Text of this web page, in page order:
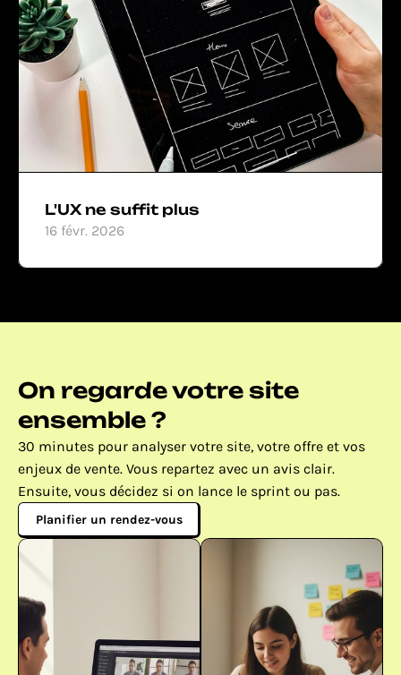
L'UX ne suffit plus
16 févr. 2026
On regarde votre site
ensemble ?
30 minutes pour analyser votre site, votre offre et vos
enjeux de vente. Vous repartez avec un avis clair.
Ensuite, vous décidez si on lance le sprint ou pas.
Planifier un rendez-vous